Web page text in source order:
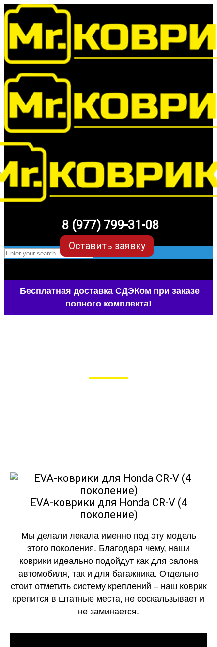
8 (977) 799-31-08
Оставить заявку
Бесплатная доставка СДЭКом при заказе
полного комплекта!
EVA-коврики для Honda CR-V (4
поколение)
Мы делали лекала именно под эту модель
этого поколения. Благодаря чему, наши
коврики идеально подойдут как для салона
автомобиля, так и для багажника. Отдельно
стоит отметить систему креплений – наш коврик
крепится в штатные места, не соскальзывает и
не заминается.